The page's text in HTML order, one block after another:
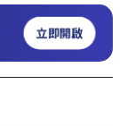
立即開啟